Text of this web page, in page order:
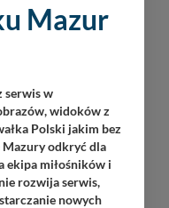
Mazur
serwis w
widoków z
Polski jakim bez
Mazury odkryć dla
ekipa miłośników i
rozwija serwis,
nowych